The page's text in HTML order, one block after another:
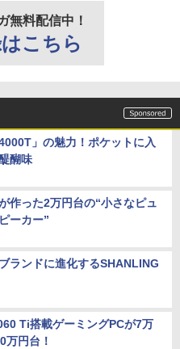
無料配信中！
こちら
」の魅力！ポケットに入
醐味
作った2万円台の“小さなピュ
ーカー”
ランドに進化するSHANLING
Ti搭載ゲーミングPCが7万
万円台！